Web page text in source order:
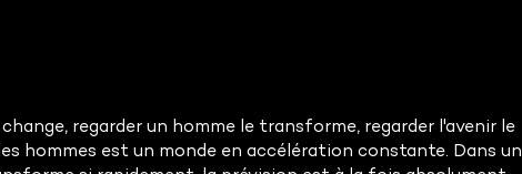
regarder un homme le transforme, regarder l'avenir le
hommes est un monde en accélération constante. Dans un